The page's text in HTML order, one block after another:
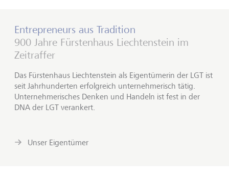
Entrepreneurs aus Tradition
900 Jahre Fürstenhaus Liechtenstein im
Zeitraffer
Das Fürstenhaus Liechtenstein als Eigentümerin der LGT ist
seit Jahrhunderten erfolgreich unternehmerisch tätig.
Unternehmerisches Denken und Handeln ist fest in der
DNA der LGT verankert.
Unser Eigentümer